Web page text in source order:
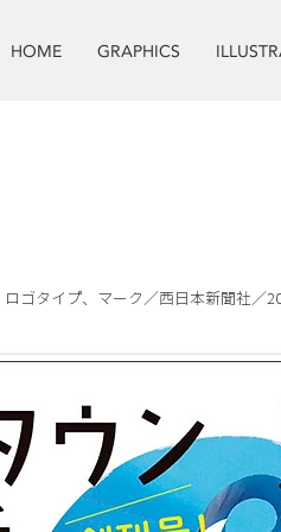
HOME GRAPHICS
ゴタイプ、マーク​／西日本新聞社／